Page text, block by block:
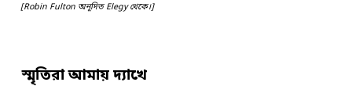
[Robin Fulton অনূদিত Elegy থেকে।]
স্মৃতিরা আমায় দ্যাখে